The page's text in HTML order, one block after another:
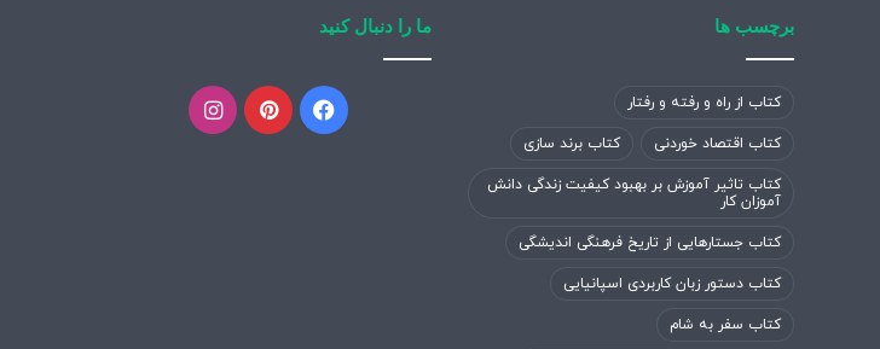
برچسب ها
کتاب از راه و رفته و رفتار
کتاب اقتصاد خوردنی کتاب برند سازی
کتاب تاثیر آموزش بر بهبود کیفیت زندگی دانش
آموزان کار
کتاب جستارهایی از تاریخ فرهنگی اندیشگی
کتاب دستور زبان کاربردی اسپانیایی
کتاب سفر به شام
ما را دنبال کنید
فیسبوکپینتریستاینستاگرام